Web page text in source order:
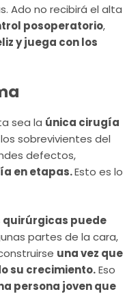
Ado no recibirá el alta
posoperatorio,
y juega con los
sea la única cirugía
sobrevivientes del
defectos,
en etapas.Esto es lo
puede
partes de la cara,
una vez que
su crecimiento.Eso
persona joven que